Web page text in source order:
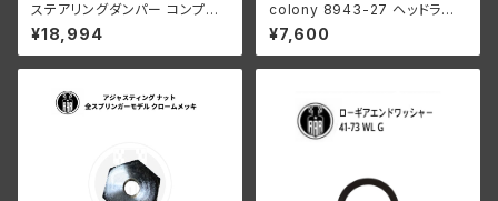
ステアリングダンパー コンプリ
ート グリーンレバー ハーレーダ
ビッドソン WLA WLC
¥18,994
colony 8943-27 ヘッドラン
プ レストレーションキット
¥7,600